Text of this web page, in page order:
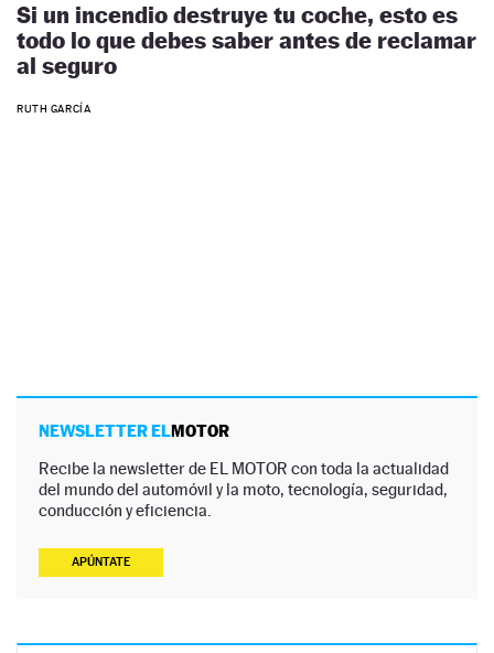
Si un incendio destruye tu coche, esto es
todo lo que debes saber antes de reclamar
al seguro
RUTH GARCÍA
NEWSLETTER ELMOTOR
Recibe la newsletter de EL MOTOR con toda la actualidad
del mundo del automóvil y la moto, tecnología, seguridad,
conducción y eficiencia.
APÚNTATE